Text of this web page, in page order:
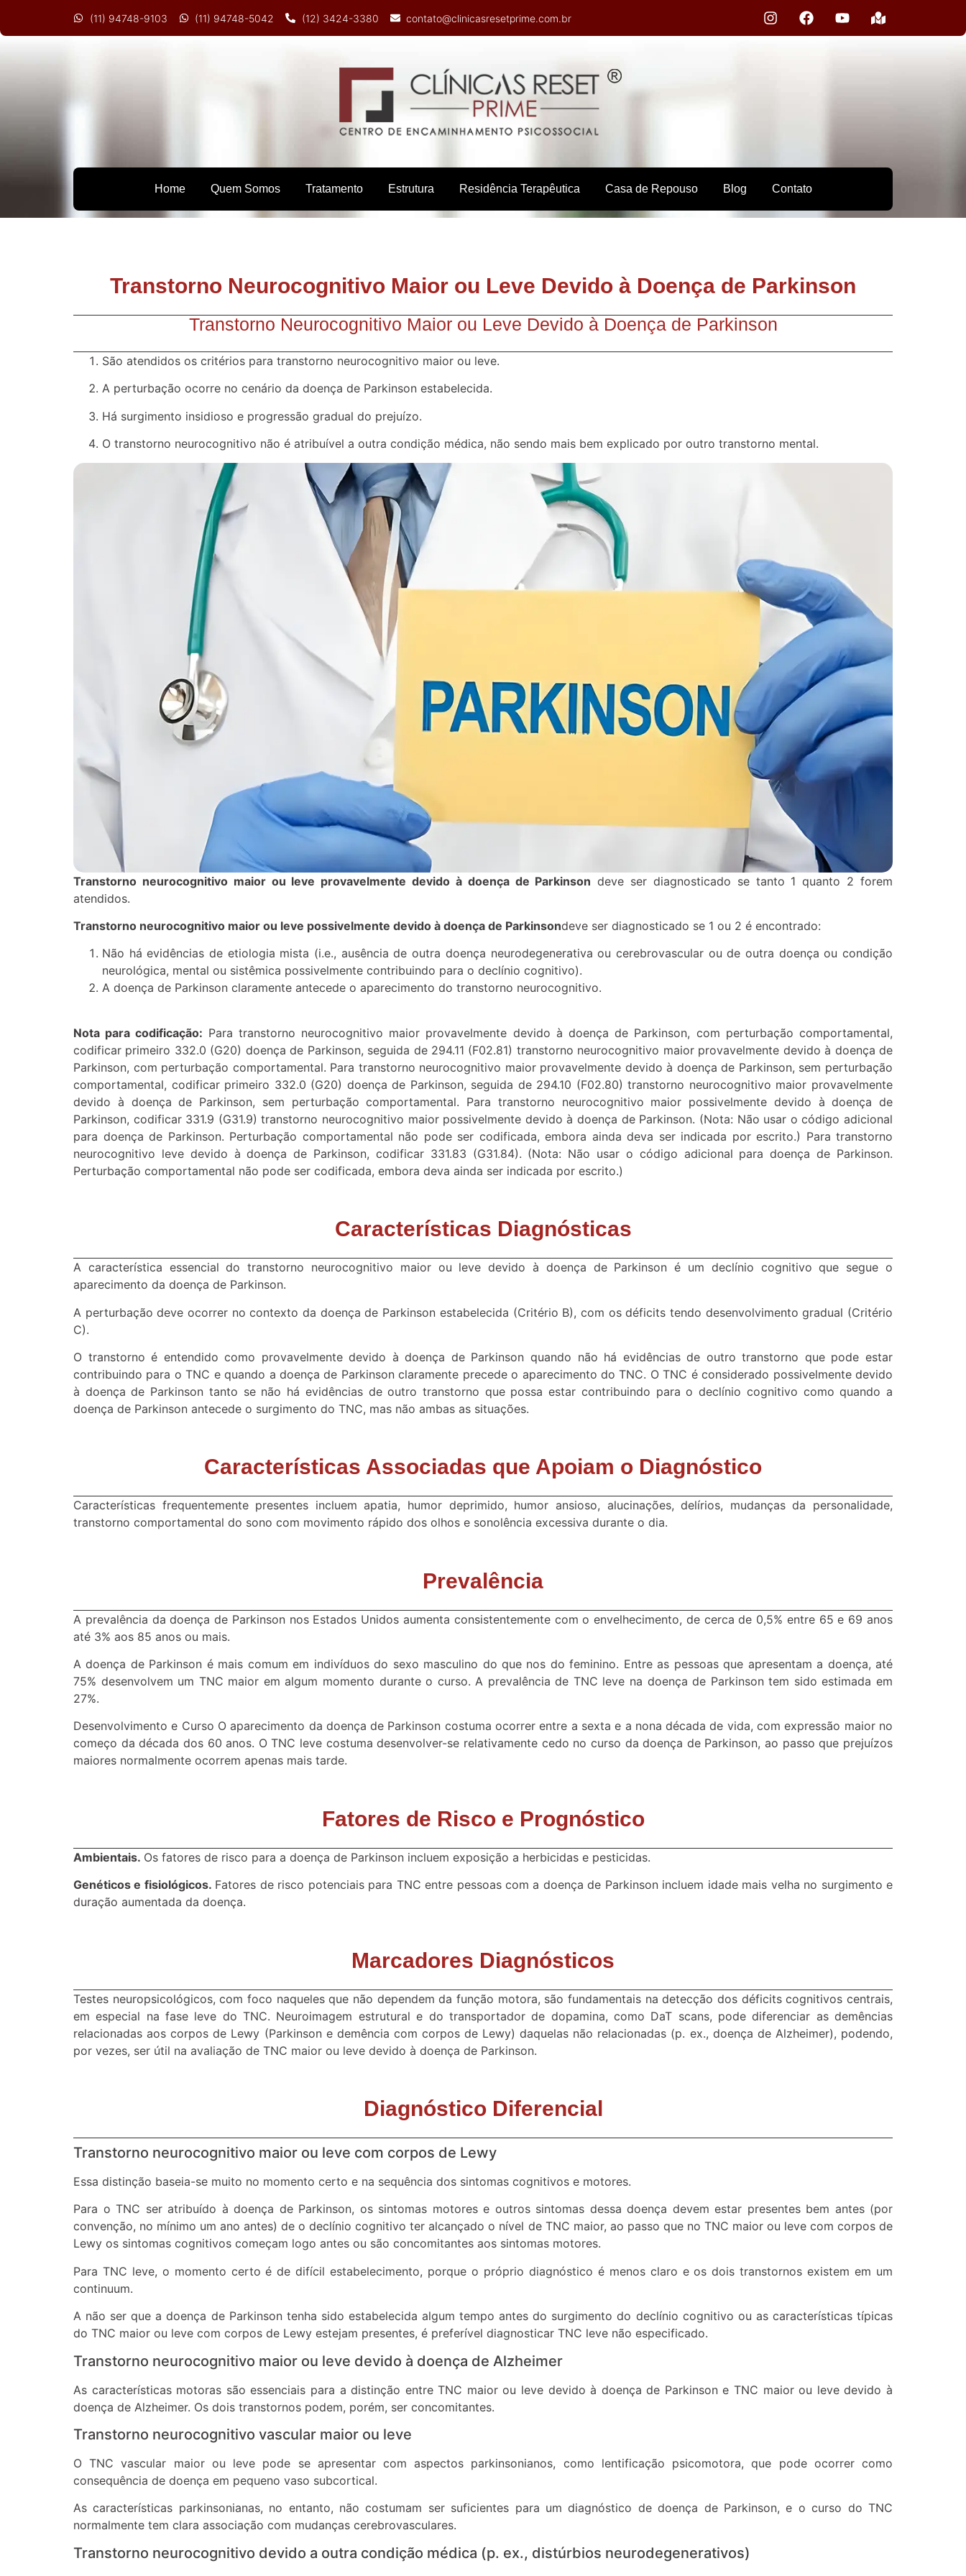
(11) 94748-9103 (11) 94748-5042 (12) 3424-3380 contato@clinicasresetprime.com.br
Home Quem Somos Tratamento Estrutura Residência Terapêutica Casa de Repouso Blog Contato
Transtorno Neurocognitivo Maior ou Leve Devido à Doença de Parkinson
Transtorno Neurocognitivo Maior ou Leve Devido à Doença de Parkinson
São atendidos os critérios para transtorno neurocognitivo maior ou leve.
A perturbação ocorre no cenário da doença de Parkinson estabelecida.
Há surgimento insidioso e progressão gradual do prejuízo.
O transtorno neurocognitivo não é atribuível a outra condição médica, não sendo mais bem explicado por outro transtorno mental.
Transtorno neurocognitivo maior ou leve provavelmente devido à doença de Parkinson deve ser diagnosticado se tanto 1 quanto 2 forem
atendidos.
Transtorno neurocognitivo maior ou leve possivelmente devido à doença de Parkinsondeve ser diagnosticado se 1 ou 2 é encontrado:
Não há evidências de etiologia mista (i.e., ausência de outra doença neurodegenerativa ou cerebrovascular ou de outra doença ou condição
neurológica, mental ou sistêmica possivelmente contribuindo para o declínio cognitivo).
A doença de Parkinson claramente antecede o aparecimento do transtorno neurocognitivo.
Nota para codificação: Para transtorno neurocognitivo maior provavelmente devido à doença de Parkinson, com perturbação comportamental,
codificar primeiro 332.0 (G20) doença de Parkinson, seguida de 294.11 (F02.81) transtorno neurocognitivo maior provavelmente devido à doença de
Parkinson, com perturbação comportamental. Para transtorno neurocognitivo maior provavelmente devido à doença de Parkinson, sem perturbação
comportamental, codificar primeiro 332.0 (G20) doença de Parkinson, seguida de 294.10 (F02.80) transtorno neurocognitivo maior provavelmente
devido à doença de Parkinson, sem perturbação comportamental. Para transtorno neurocognitivo maior possivelmente devido à doença de
Parkinson, codificar 331.9 (G31.9) transtorno neurocognitivo maior possivelmente devido à doença de Parkinson. (Nota: Não usar o código adicional
para doença de Parkinson. Perturbação comportamental não pode ser codificada, embora ainda deva ser indicada por escrito.) Para transtorno
neurocognitivo leve devido à doença de Parkinson, codificar 331.83 (G31.84). (Nota: Não usar o código adicional para doença de Parkinson.
Perturbação comportamental não pode ser codificada, embora deva ainda ser indicada por escrito.)
Características Diagnósticas
A característica essencial do transtorno neurocognitivo maior ou leve devido à doença de Parkinson é um declínio cognitivo que segue o
aparecimento da doença de Parkinson.
A perturbação deve ocorrer no contexto da doença de Parkinson estabelecida (Critério B), com os déficits tendo desenvolvimento gradual (Critério
C).
O transtorno é entendido como provavelmente devido à doença de Parkinson quando não há evidências de outro transtorno que pode estar
contribuindo para o TNC e quando a doença de Parkinson claramente precede o aparecimento do TNC. O TNC é considerado possivelmente devido
à doença de Parkinson tanto se não há evidências de outro transtorno que possa estar contribuindo para o declínio cognitivo como quando a
doença de Parkinson antecede o surgimento do TNC, mas não ambas as situações.
Características Associadas que Apoiam o Diagnóstico
Características frequentemente presentes incluem apatia, humor deprimido, humor ansioso, alucinações, delírios, mudanças da personalidade,
transtorno comportamental do sono com movimento rápido dos olhos e sonolência excessiva durante o dia.
Prevalência
A prevalência da doença de Parkinson nos Estados Unidos aumenta consistentemente com o envelhecimento, de cerca de 0,5% entre 65 e 69 anos
até 3% aos 85 anos ou mais.
A doença de Parkinson é mais comum em indivíduos do sexo masculino do que nos do feminino. Entre as pessoas que apresentam a doença, até
75% desenvolvem um TNC maior em algum momento durante o curso. A prevalência de TNC leve na doença de Parkinson tem sido estimada em
27%.
Desenvolvimento e Curso O aparecimento da doença de Parkinson costuma ocorrer entre a sexta e a nona década de vida, com expressão maior no
começo da década dos 60 anos. O TNC leve costuma desenvolver-se relativamente cedo no curso da doença de Parkinson, ao passo que prejuízos
maiores normalmente ocorrem apenas mais tarde.
Fatores de Risco e Prognóstico
Ambientais. Os fatores de risco para a doença de Parkinson incluem exposição a herbicidas e pesticidas.
Genéticos e fisiológicos. Fatores de risco potenciais para TNC entre pessoas com a doença de Parkinson incluem idade mais velha no surgimento e
duração aumentada da doença.
Marcadores Diagnósticos
Testes neuropsicológicos, com foco naqueles que não dependem da função motora, são fundamentais na detecção dos déficits cognitivos centrais,
em especial na fase leve do TNC. Neuroimagem estrutural e do transportador de dopamina, como DaT scans, pode diferenciar as demências
relacionadas aos corpos de Lewy (Parkinson e demência com corpos de Lewy) daquelas não relacionadas (p. ex., doença de Alzheimer), podendo,
por vezes, ser útil na avaliação de TNC maior ou leve devido à doença de Parkinson.
Diagnóstico Diferencial
Transtorno neurocognitivo maior ou leve com corpos de Lewy
Essa distinção baseia-se muito no momento certo e na sequência dos sintomas cognitivos e motores.
Para o TNC ser atribuído à doença de Parkinson, os sintomas motores e outros sintomas dessa doença devem estar presentes bem antes (por
convenção, no mínimo um ano antes) de o declínio cognitivo ter alcançado o nível de TNC maior, ao passo que no TNC maior ou leve com corpos de
Lewy os sintomas cognitivos começam logo antes ou são concomitantes aos sintomas motores.
Para TNC leve, o momento certo é de difícil estabelecimento, porque o próprio diagnóstico é menos claro e os dois transtornos existem em um
continuum.
A não ser que a doença de Parkinson tenha sido estabelecida algum tempo antes do surgimento do declínio cognitivo ou as características típicas
do TNC maior ou leve com corpos de Lewy estejam presentes, é preferível diagnosticar TNC leve não especificado.
Transtorno neurocognitivo maior ou leve devido à doença de Alzheimer
As características motoras são essenciais para a distinção entre TNC maior ou leve devido à doença de Parkinson e TNC maior ou leve devido à
doença de Alzheimer. Os dois transtornos podem, porém, ser concomitantes.
Transtorno neurocognitivo vascular maior ou leve
O TNC vascular maior ou leve pode se apresentar com aspectos parkinsonianos, como lentificação psicomotora, que pode ocorrer como
consequência de doença em pequeno vaso subcortical.
As características parkinsonianas, no entanto, não costumam ser suficientes para um diagnóstico de doença de Parkinson, e o curso do TNC
normalmente tem clara associação com mudanças cerebrovasculares.
Transtorno neurocognitivo devido a outra condição médica (p. ex., distúrbios neurodegenerativos)